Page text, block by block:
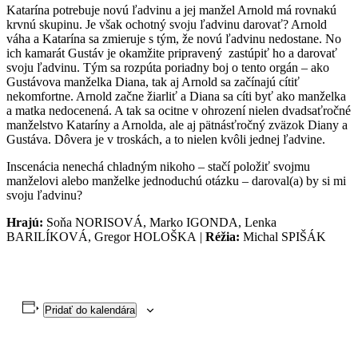
Katarína potrebuje novú ľadvinu a jej manžel Arnold má rovnakú
krvnú skupinu. Je však ochotný svoju ľadvinu darovať? Arnold
váha a Katarína sa zmieruje s tým, že novú ľadvinu nedostane. No
ich kamarát Gustáv je okamžite pripravený zastúpiť ho a darovať
svoju ľadvinu. Tým sa rozpúta poriadny boj o tento orgán – ako
Gustávova manželka Diana, tak aj Arnold sa začínajú cítiť
nekomfortne. Arnold začne žiarliť a Diana sa cíti byť ako manželka
a matka nedocenená. A tak sa ocitne v ohrození nielen dvadsaťročné
manželstvo Kataríny a Arnolda, ale aj pätnásťročný zväzok Diany a
Gustáva. Dôvera je v troskách, a to nielen kvôli jednej ľadvine.
Inscenácia nenechá chladným nikoho – stačí položiť svojmu
manželovi alebo manželke jednoduchú otázku – daroval(a) by si mi
svoju ľadvinu?
Hrajú: Soňa NORISOVÁ, Marko IGONDA, Lenka
BARILÍKOVÁ, Gregor HOLOŠKA | Réžia: Michal SPIŠÁK
Pridať do kalendára